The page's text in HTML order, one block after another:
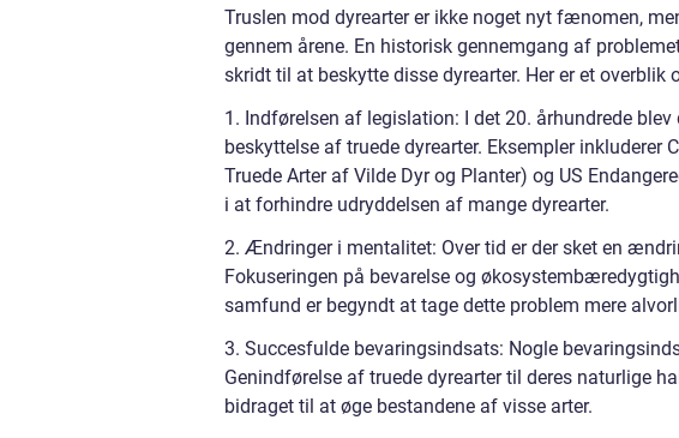
Truslen mod dyrearter er ikke noget nyt fænomen,
gennem årene. En historisk gennemgang af
skridt til at beskytte disse dyrearter. Her er et overblik
1. Indførelsen af legislation: I det 20. århundrede
beskyttelse af truede dyrearter. Eksempler inkluderer
Truede Arter af Vilde Dyr og Planter) og US
i at forhindre udryddelsen af mange dyrearter.
2. Ændringer i mentalitet: Over tid er der sket en
Fokuseringen på bevarelse og
samfund er begyndt at tage dette problem mere
3. Succesfulde bevaringsindsats: Nogle
Genindførelse af truede dyrearter til deres naturlige
bidraget til at øge bestandene af visse arter.